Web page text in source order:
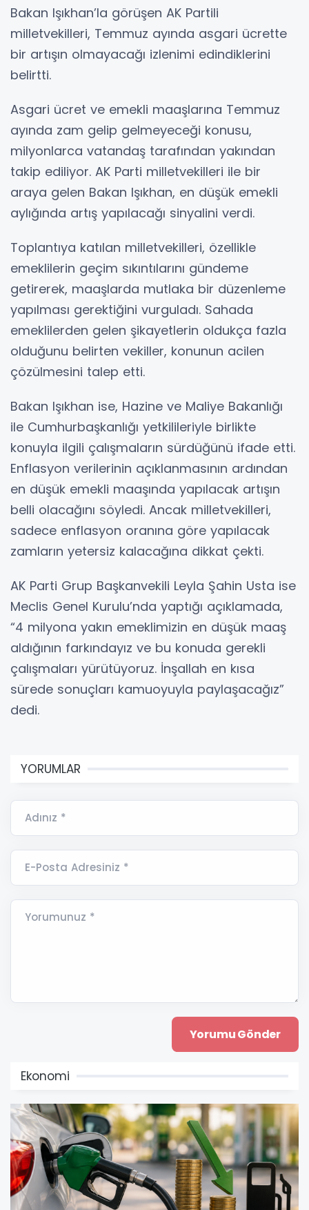
Bakan Işıkhan’la görüşen AK Partili
milletvekilleri, Temmuz ayında asgari ücrette
bir artışın olmayacağı izlenimi edindiklerini
belirtti.
Asgari ücret ve emekli maaşlarına Temmuz
ayında zam gelip gelmeyeceği konusu,
milyonlarca vatandaş tarafından yakından
takip ediliyor. AK Parti milletvekilleri ile bir
araya gelen Bakan Işıkhan, en düşük emekli
aylığında artış yapılacağı sinyalini verdi.
Toplantıya katılan milletvekilleri, özellikle
emeklilerin geçim sıkıntılarını gündeme
getirerek, maaşlarda mutlaka bir düzenleme
yapılması gerektiğini vurguladı. Sahada
emeklilerden gelen şikayetlerin oldukça fazla
olduğunu belirten vekiller, konunun acilen
çözülmesini talep etti.
Bakan Işıkhan ise, Hazine ve Maliye Bakanlığı
ile Cumhurbaşkanlığı yetkilileriyle birlikte
konuyla ilgili çalışmaların sürdüğünü ifade etti.
Enflasyon verilerinin açıklanmasının ardından
en düşük emekli maaşında yapılacak artışın
belli olacağını söyledi. Ancak milletvekilleri,
sadece enflasyon oranına göre yapılacak
zamların yetersiz kalacağına dikkat çekti.
AK Parti Grup Başkanvekili Leyla Şahin Usta ise
Meclis Genel Kurulu’nda yaptığı açıklamada,
“4 milyona yakın emeklimizin en düşük maaş
aldığının farkındayız ve bu konuda gerekli
çalışmaları yürütüyoruz. İnşallah en kısa
sürede sonuçları kamuoyuyla paylaşacağız”
dedi.
YORUMLAR
Adınız *
E-Posta Adresiniz *
Yorumunuz *
Ekonomi